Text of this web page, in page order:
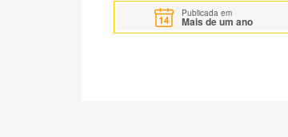
Publicada em
Mais de um ano